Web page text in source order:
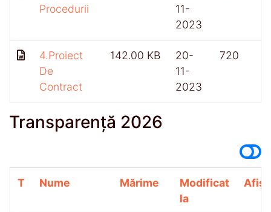
Procedurii
11-
2023
4.Proiect
De
Contract
142.00 KB
20-
11-
2023
720
Transparență 2026
T Nume Mărime
Modificat
la